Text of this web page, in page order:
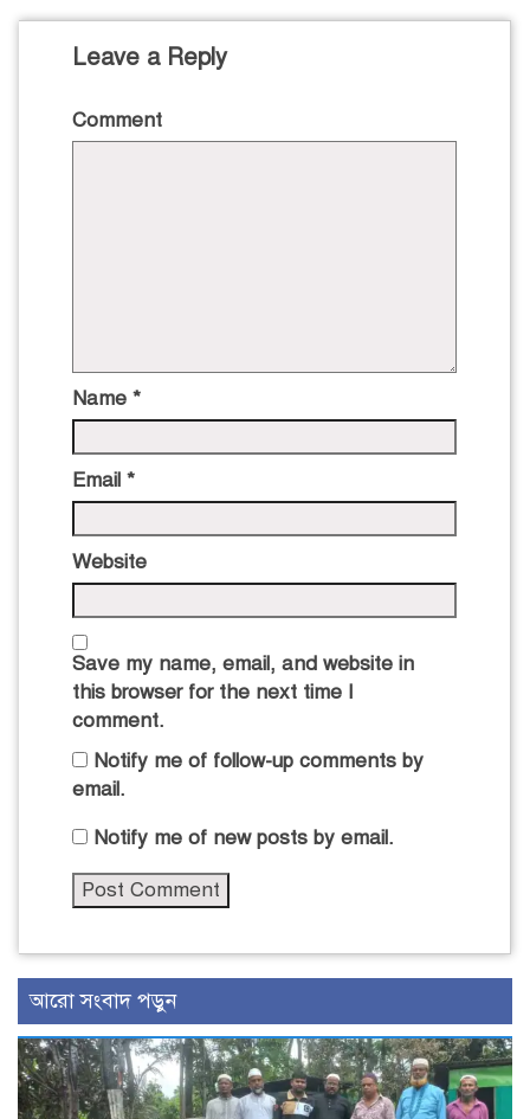
Leave a Reply
Comment
Name *
Email *
Website
Save my name, email, and website in
this browser for the next time I
comment.
Notify me of follow-up comments by
email.
Notify me of new posts by email.
আরো সংবাদ পড়ুন